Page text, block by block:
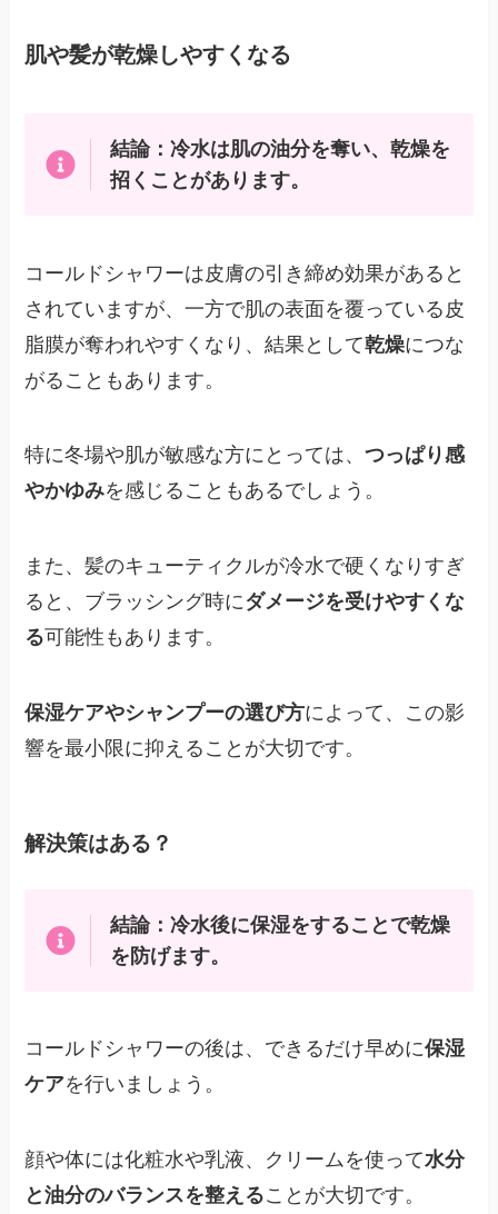
肌や髪が乾燥しやすくなる
結論：冷水は肌の油分を奪い、乾燥を
招くことがあります。
コールドシャワーは皮膚の引き締め効果があると
されていますが、一方で肌の表面を覆っている皮
脂膜が奪われやすくなり、結果として乾燥につな
がることもあります。
特に冬場や肌が敏感な方にとっては、つっぱり感
やかゆみを感じることもあるでしょう。
また、髪のキューティクルが冷水で硬くなりすぎ
ると、ブラッシング時にダメージを受けやすくな
る可能性もあります。
保湿ケアやシャンプーの選び方によって、この影
響を最小限に抑えることが大切です。
解決策はある？
結論：冷水後に保湿をすることで乾燥
を防げます。
コールドシャワーの後は、できるだけ早めに保湿
ケアを行いましょう。
顔や体には化粧水や乳液、クリームを使って水分
と油分のバランスを整えることが大切です。